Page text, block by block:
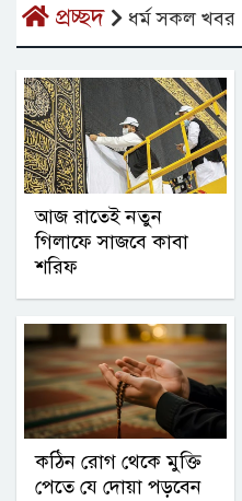
প্রচ্ছদ ধর্ম সকল খবর
আজ রাতেই নতুন
গিলাফে সাজবে কাবা
শরিফ
কঠিন রোগ থেকে মুক্তি
পেতে যে দোয়া পড়বেন